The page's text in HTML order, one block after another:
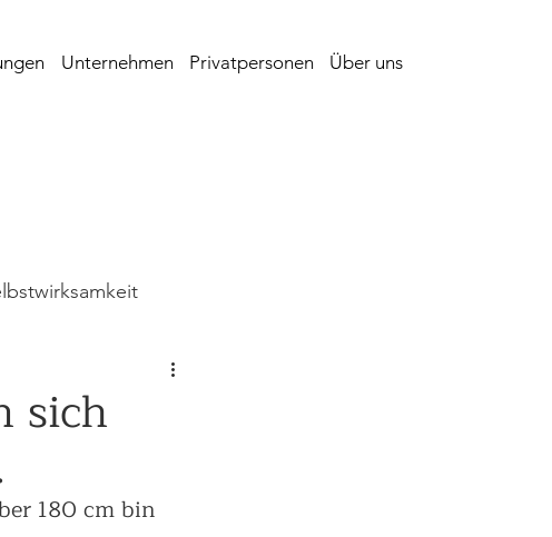
Unternehmen Privatpersonen Über uns
Bautagebuch
sich
180 cm bin